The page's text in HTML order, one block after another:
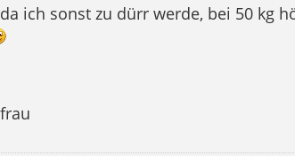
ich sonst zu dürr werde, bei 50 kg